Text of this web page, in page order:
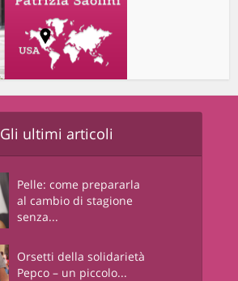
Gli ultimi articoli
Pelle: come prepararla
al cambio di stagione
senza...
Orsetti della solidarietà
Pepco – un piccolo...